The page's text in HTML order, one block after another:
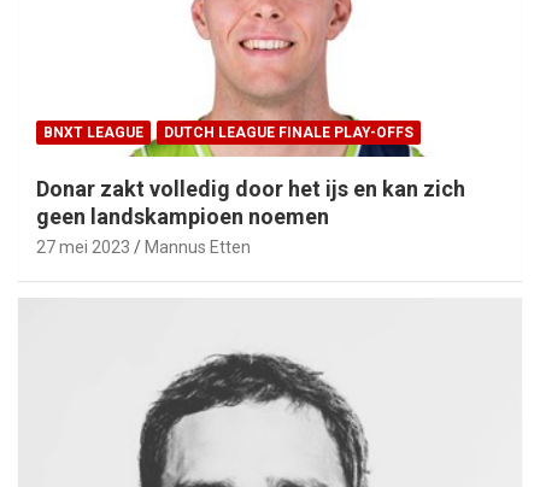
BNXT LEAGUE DUTCH LEAGUE FINALE PLAY-OFFS
Donar zakt volledig door het ijs en kan zich
geen landskampioen noemen
27 mei 2023 Mannus Etten